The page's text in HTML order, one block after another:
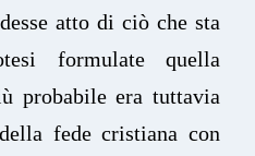
atto di ciò che sta
formulate quella
probabile era tuttavia
fede cristiana con